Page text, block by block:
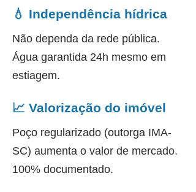
💧 Independência hídrica
Não dependa da rede pública.
Água garantida 24h mesmo em
estiagem.
📈 Valorização do imóvel
Poço regularizado (outorga IMA-
SC) aumenta o valor de mercado.
100% documentado.